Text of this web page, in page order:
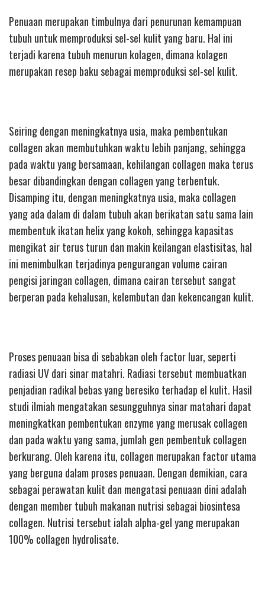
Penuaan merupakan timbulnya dari penurunan kemampuan
tubuh untuk memproduksi sel-sel kulit yang baru. Hal ini
terjadi karena tubuh menurun kolagen, dimana kolagen
merupakan resep baku sebagai memproduksi sel-sel kulit.
Seiring dengan meningkatnya usia, maka pembentukan
collagen akan membutuhkan waktu lebih panjang, sehingga
pada waktu yang bersamaan, kehilangan collagen maka terus
besar dibandingkan dengan collagen yang terbentuk.
Disamping itu, dengan meningkatnya usia, maka collagen
yang ada dalam di dalam tubuh akan berikatan satu sama lain
membentuk ikatan helix yang kokoh, sehingga kapasitas
mengikat air terus turun dan makin keilangan elastisitas, hal
ini menimbulkan terjadinya pengurangan volume cairan
pengisi jaringan collagen, dimana cairan tersebut sangat
berperan pada kehalusan, kelembutan dan kekencangan kulit.
Proses penuaan bisa di sebabkan oleh factor luar, seperti
radiasi UV dari sinar matahri. Radiasi tersebut membuatkan
penjadian radikal bebas yang beresiko terhadap el kulit. Hasil
studi ilmiah mengatakan sesungguhnya sinar matahari dapat
meningkatkan pembentukan enzyme yang merusak collagen
dan pada waktu yang sama, jumlah gen pembentuk collagen
berkurang. Oleh karena itu, collagen merupakan factor utama
yang berguna dalam proses penuaan. Dengan demikian, cara
sebagai perawatan kulit dan mengatasi penuaan dini adalah
dengan member tubuh makanan nutrisi sebagai biosintesa
collagen. Nutrisi tersebut ialah alpha-gel yang merupakan
100% collagen hydrolisate.